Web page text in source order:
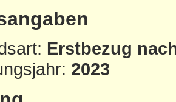
Erstbezug
2023